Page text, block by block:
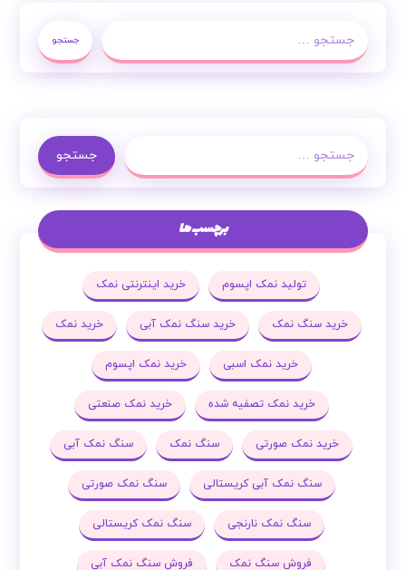
جستجو
جستجو
برچسب ها
تولید نمک اپسوم خرید اینترنتی نمک
خرید سنگ نمک خرید سنگ نمک آبی خرید نمک
خرید نمک اسبی خرید نمک اپسوم
خرید نمک تصفیه شده خرید نمک صنعتی
خرید نمک صورتی سنگ نمک سنگ نمک آبی
سنگ نمک آبی کریستالی سنگ نمک صورتی
سنگ نمک نارنجی سنگ نمک کریستالی
فروش سنگ نمک فروش سنگ نمک آبی